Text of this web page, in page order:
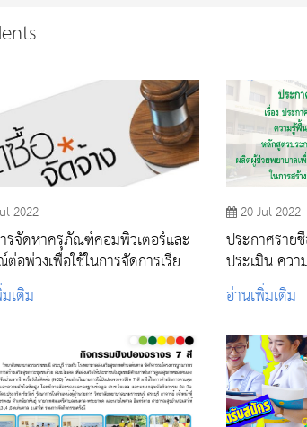
2022
รจัดหาครุภัณฑ์คอมพิวเตอร์และ
อพ่วงเพื่อใช้ในการจัดการเรียน
และการปฏิบัติราชการจาก
รณ์โรคติดเชื้อไวรัสโคโรนา 2019
เติม
20 Jul 2022
ประกาศราย
ประเมิน คว
หลักสูตรประ
โครงการผลิ
การสร้างสุข
๒๕๖๕
อ่านเพิ่มเติม